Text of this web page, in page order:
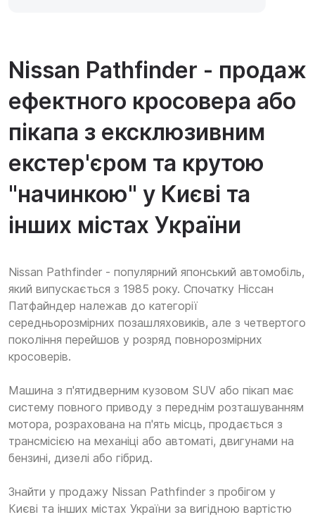
Nissan Pathfinder - продаж
ефектного кросовера або
пікапа з ексклюзивним
екстер'єром та крутою
"начинкою" у Києві та
інших містах України
Nissan Pathfinder - популярний японський автомобіль,
який випускається з 1985 року. Спочатку Ніссан
Патфайндер належав до категорії
середньорозмірних позашляховиків, але з четвертого
покоління перейшов у розряд повнорозмірних
кросоверів.
Машина з п'ятидверним кузовом SUV або пікап має
систему повного приводу з переднім розташуванням
мотора, розрахована на п'ять місць, продається з
трансмісією на механіці або автоматі, двигунами на
бензині, дизелі або гібрид.
Знайти у продажу Nissan Pathfinder з пробігом у
Києві та інших містах України за вигідною вартістю